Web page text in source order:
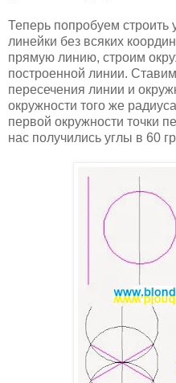
Теперь попробуем
линейки без всяких
прямую линию, строим
построенной линии.
пересечения линии и
окружности того же
первой окружности точки
нас получились углы в 60